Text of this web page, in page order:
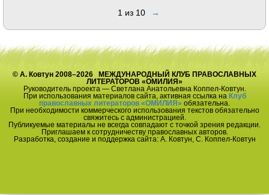
1 из 10 →
© А. Ковтун 2008–2026 МЕЖДУНАРОДНЫЙ КЛУБ ПРАВОСЛАВНЫХ
ЛИТЕРАТОРОВ «ОМИЛИЯ»
Руководитель проекта — Светлана Анатольевна Коппел-Ковтун.
При использования материалов сайта, активная ссылка на Клуб
православных литераторов «ОМИЛИЯ» обязательна.
При необходимости коммерческого использования текстов обязательно
свяжитесь с администрацией.
Публикуемые материалы не всегда совпадают с точкой зрения редакции.
Приглашаем к сотрудничеству православных авторов.
Разработка, создание и поддержка сайта: А. Ковтун, С. Коппел-Ковтун